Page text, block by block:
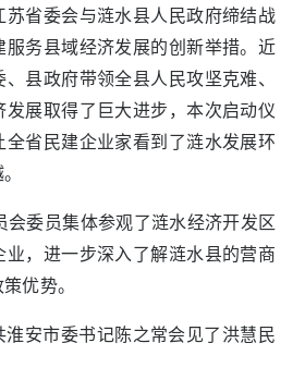
省委会与涟水县人民政府缔结战
务县域经济发展的创新举措。近
县政府带领全县人民攻坚克难、
展取得了巨大进步，本次启动仪
省民建企业家看到了涟水发展环
会委员集体参观了涟水经济开发区
，进一步深入了解涟水县的营商
优势。
安市委书记陈之常会见了洪慧民